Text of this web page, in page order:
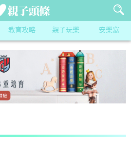
教育攻略 親子玩樂 安樂窩